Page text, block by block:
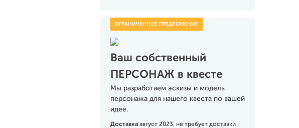
Ваш собственный
ПЕРСОНАЖ в квесте
Мы разработаем эскизы и модель
персонажа для нашего квеста по вашей
идее.
Доставка август 2023, не требует доставки